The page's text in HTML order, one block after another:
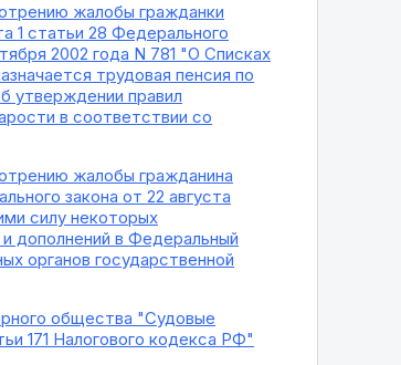
жалобы гражданки
1 статьи 28 Федерального
2002 года N 781 "О Списках
трудовая пенсия по
утверждении правил
в соответствии со
жалобы гражданина
закона от 22 августа
силу некоторых
дополнений в Федеральный
органов государственной
общества "Судовые
171 Налогового кодекса РФ"